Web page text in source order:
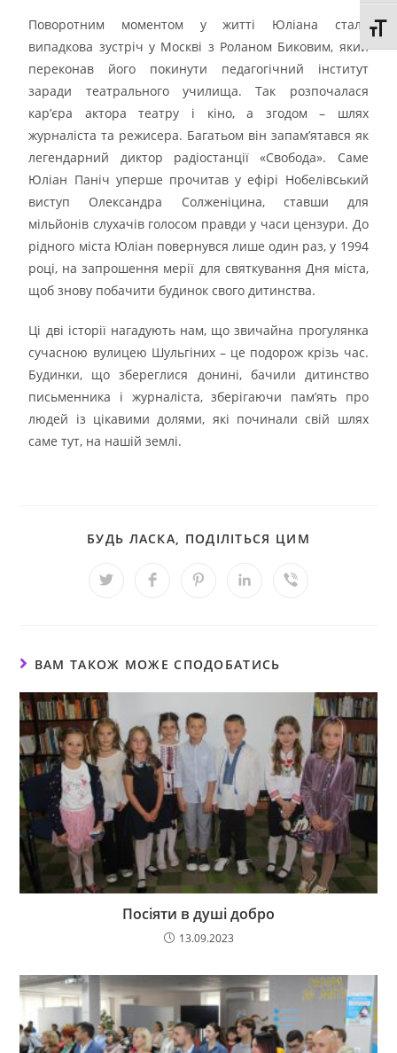
Поворотним моментом у житті Юліана стала
випадкова зустріч у Москві з Роланом Биковим, який
переконав його покинути педагогічний інститут
заради театрального училища. Так розпочалася
кар’єра актора театру і кіно, а згодом – шлях
журналіста та режисера. Багатьом він запам’ятався як
легендарний диктор радіостанції «Свобода». Саме
Юліан Паніч уперше прочитав у ефірі Нобелівський
виступ Олександра Солженіцина, ставши для
мільйонів слухачів голосом правди у часи цензури. До
рідного міста Юліан повернувся лише один раз, у 1994
році, на запрошення мерії для святкування Дня міста,
щоб знову побачити будинок свого дитинства.
Ці дві історії нагадують нам, що звичайна прогулянка
сучасною вулицею Шульгіних – це подорож крізь час.
Будинки, що збереглися донині, бачили дитинство
письменника і журналіста, зберігаючи пам’ять про
людей із цікавими долями, які починали свій шлях
саме тут, на нашій землі.
БУДЬ ЛАСКА, ПОДІЛІТЬСЯ ЦИМ
ВАМ ТАКОЖ МОЖЕ СПОДОБАТИСЬ
Посіяти в душі добро
13.09.2023